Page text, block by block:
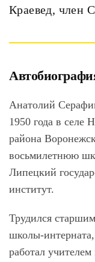
Краевед, член
Анатолий
1950 года в селе
района
восьмилетнюю
Липецкий
институт.
Трудился
школы-
работал